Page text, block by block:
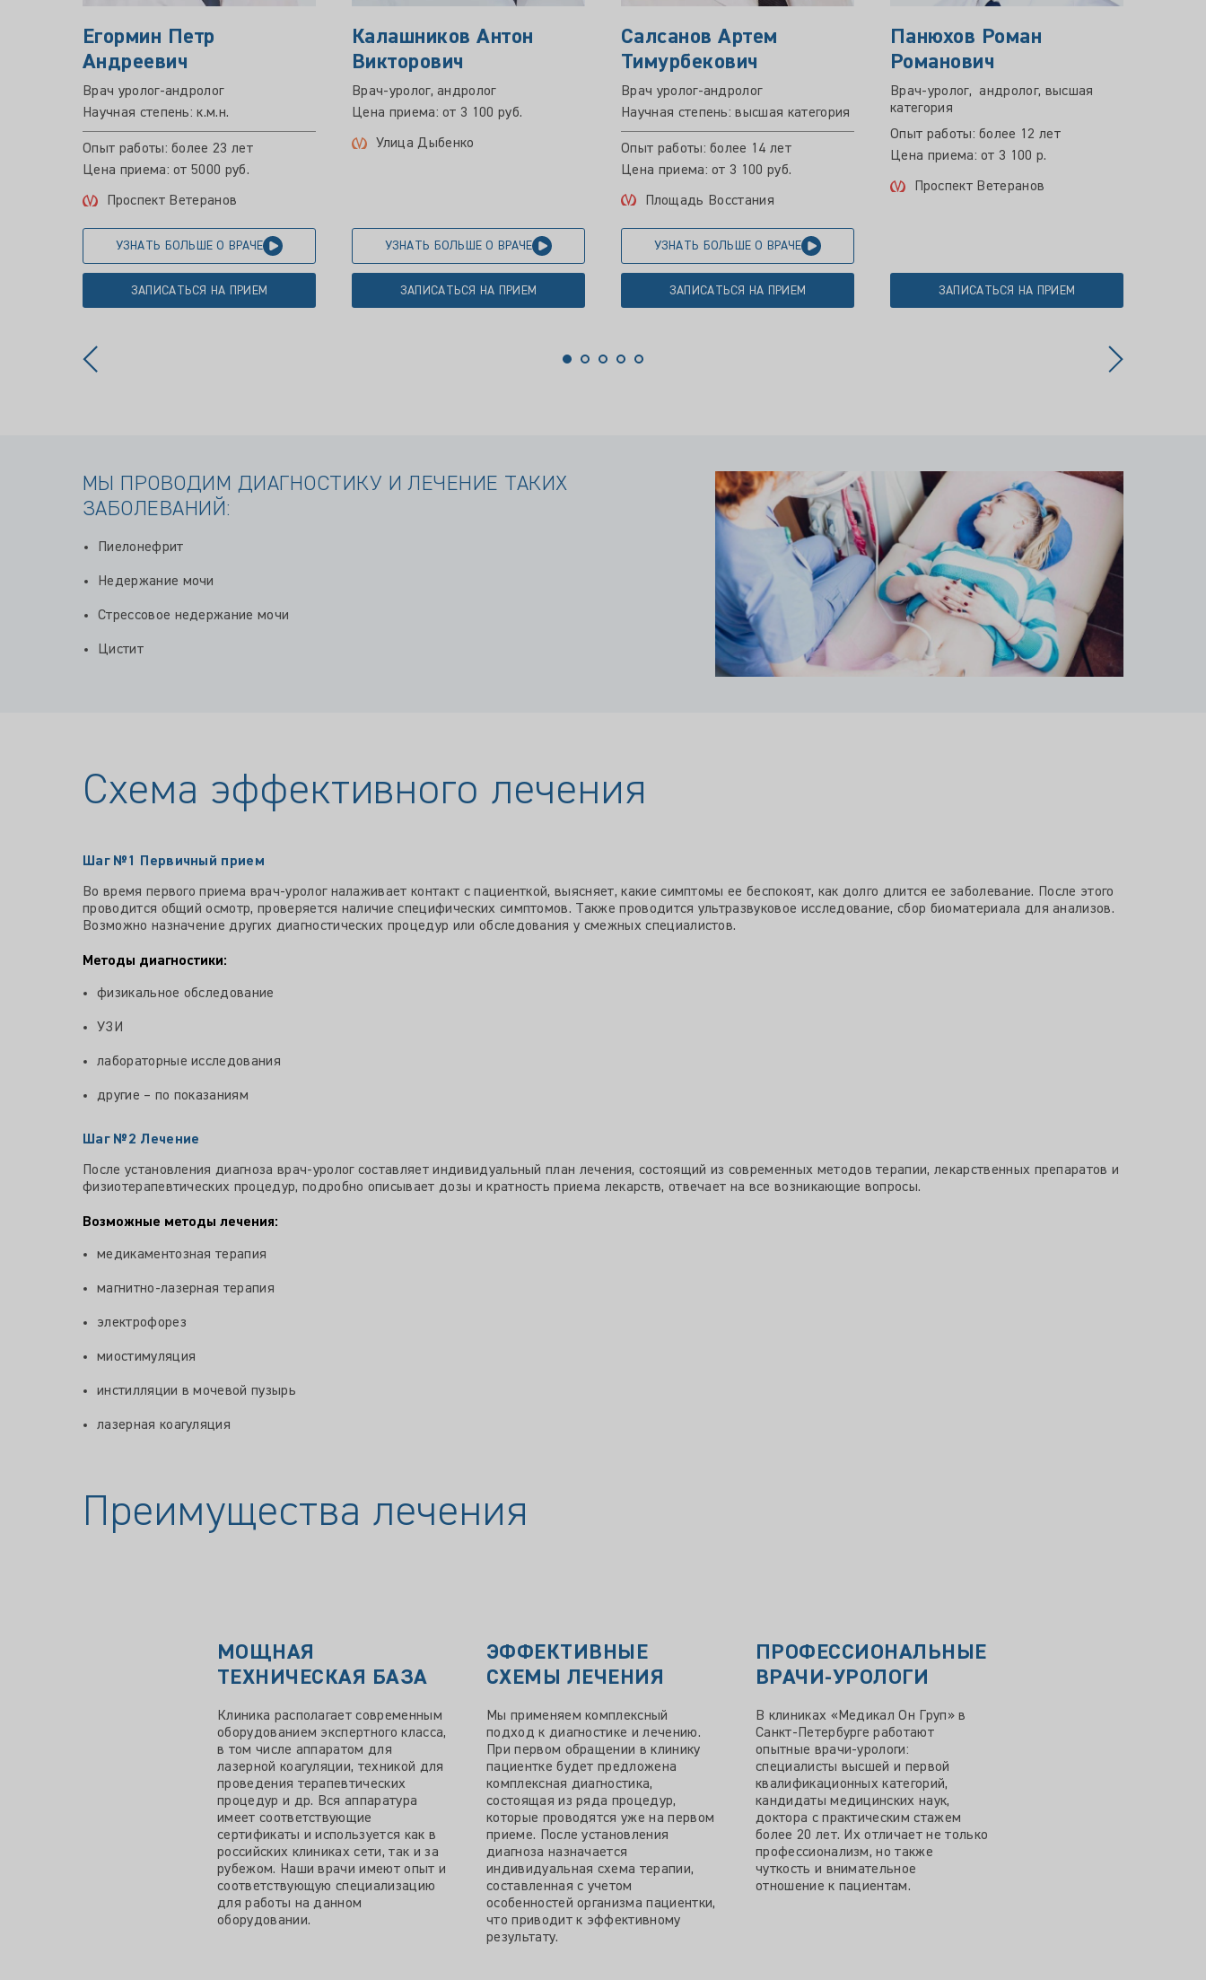
Егормин Петр
Андреевич
Врач уролог-андролог
Научная степень: к.м.н.
Опыт работы: более 23 лет
Цена приема: от 5000 руб.
Проспект Ветеранов
УЗНАТЬ БОЛЬШЕ О ВРАЧЕ
ЗАПИСАТЬСЯ НА ПРИЕМ
Калашников Антон
Викторович
Врач-уролог, андролог
Цена приема: от 3 100 руб.
Улица Дыбенко
УЗНАТЬ БОЛЬШЕ О ВРАЧЕ
ЗАПИСАТЬСЯ НА ПРИЕМ
Салсанов Артем
Тимурбекович
Врач уролог-андролог
Научная степень: высшая категория
Опыт работы: более 14 лет
Цена приема: от 3 100 руб.
Площадь Восстания
УЗНАТЬ БОЛЬШЕ О ВРАЧЕ
ЗАПИСАТЬСЯ НА ПРИЕМ
Панюхов Роман
Романович
Врач-уролог, андролог, высшая
категория
Опыт работы: более 12 лет
Цена приема: от 3 100 р.
Проспект Ветеранов
ЗАПИСАТЬСЯ НА ПРИЕМ
МЫ ПРОВОДИМ ДИАГНОСТИКУ И ЛЕЧЕНИЕ ТАКИХ
ЗАБОЛЕВАНИЙ:
Пиелонефрит
Недержание мочи
Стрессовое недержание мочи
Цистит
Схема эффективного лечения
Шаг №1 Первичный прием
Во время первого приема врач-уролог налаживает контакт с пациенткой, выясняет, какие симптомы ее беспокоят, как долго длится ее заболевание. После этого
проводится общий осмотр, проверяется наличие специфических симптомов. Также проводится ультразвуковое исследование, сбор биоматериала для анализов.
Возможно назначение других диагностических процедур или обследования у смежных специалистов.
Методы диагностики:
физикальное обследование
УЗИ
лабораторные исследования
другие – по показаниям
Шаг №2 Лечение
После установления диагноза врач-уролог составляет индивидуальный план лечения, состоящий из современных методов терапии, лекарственных препаратов и
физиотерапевтических процедур, подробно описывает дозы и кратность приема лекарств, отвечает на все возникающие вопросы.
Возможные методы лечения:
медикаментозная терапия
магнитно-лазерная терапия
электрофорез
миостимуляция
инстилляции в мочевой пузырь
лазерная коагуляция
Преимущества лечения
МОЩНАЯ
ТЕХНИЧЕСКАЯ БАЗА
Клиника располагает современным
оборудованием экспертного класса,
в том числе аппаратом для
лазерной коагуляции, техникой для
проведения терапевтических
процедур и др. Вся аппаратура
имеет соответствующие
сертификаты и используется как в
российских клиниках сети, так и за
рубежом. Наши врачи имеют опыт и
соответствующую специализацию
для работы на данном
оборудовании.
ЭФФЕКТИВНЫЕ
СХЕМЫ ЛЕЧЕНИЯ
Мы применяем комплексный
подход к диагностике и лечению.
При первом обращении в клинику
пациентке будет предложена
комплексная диагностика,
состоящая из ряда процедур,
которые проводятся уже на первом
приеме. После установления
диагноза назначается
индивидуальная схема терапии,
составленная с учетом
особенностей организма пациентки,
что приводит к эффективному
результату.
ПРОФЕССИОНАЛЬНЫЕ
ВРАЧИ-УРОЛОГИ
В клиниках «Медикал Он Груп» в
Санкт-Петербурге работают
опытные врачи-урологи:
специалисты высшей и первой
квалификационных категорий,
кандидаты медицинских наук,
доктора с практическим стажем
более 20 лет. Их отличает не только
профессионализм, но также
чуткость и внимательное
отношение к пациентам.